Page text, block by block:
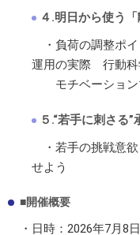
４.明日から使う
・負荷の調整ポイ
運用の実際 行動科
モチベーション
５.“若手に刺さる
・若手の挑戦意欲
せよう
■開催概要
・日時：2026年7月8